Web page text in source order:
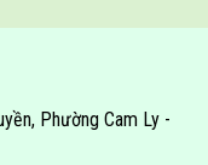
Phường Cam Ly -